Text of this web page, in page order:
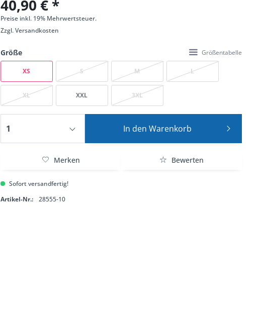
40,90 € *
Preise inkl. 19% Mehrwertsteuer.
Zzgl.Versandkosten
Größe Größentabelle
XS S M L
XL XXL 3XL
In den Warenkorb
Merken Bewerten
Sofort versandfertig!
Artikel-Nr.:
28555-10